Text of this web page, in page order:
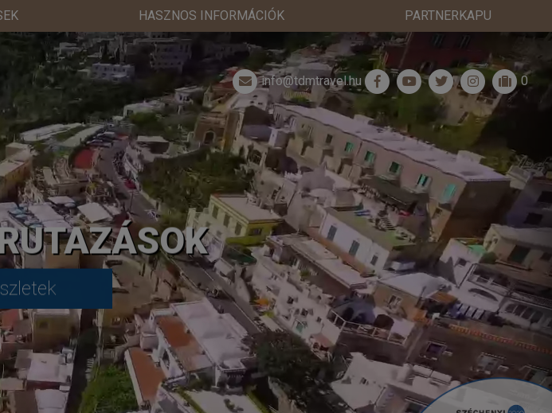
HASZNOS INFORMÁCIÓK PARTNERKAPU
info@tdmtravel.hu 0